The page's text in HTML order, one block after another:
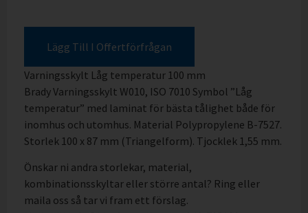
Lägg Till I Offertförfrågan
Varningsskylt Låg temperatur 100 mm
Brady Varningsskylt W010, ISO 7010 Symbol ”Låg
temperatur” med laminat för bästa tålighet både för
inomhus och utomhus. Material Polypropylene B-7527.
Storlek 100 x 87 mm (Triangelform). Tjocklek 1,55 mm.
Önskar ni andra storlekar, material,
kombinationsskyltar eller större antal? Ring eller
maila oss så tar vi fram ett förslag.